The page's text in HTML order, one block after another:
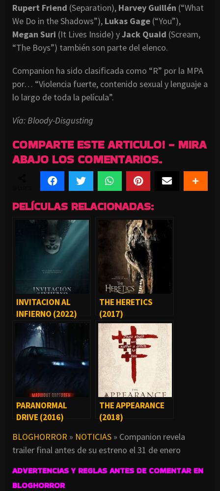
Rupert Friend (Separation), Harvey Guillén (“What
We Do in the Shadows”), Lukas Gage (“You”),
Megan Suri (It Lives Inside) yJack Quaid (Scream,
“The Boys”) también son parte del elenco.
Companion ha sido clasificada como “R” por la MPA
por… “Violencia fuerte, contenido sexual y lenguaje a
lo largo de toda la película”.
Vía: Bloody-Disgusting
COMPARTE ESTE ARTICULO! - MIRA
ABAJO LOS COMENTARIOS.
PELÍCULAS RELACIONADAS:
INVITACION AL
INFIERNO (2022)
THE HERETICS
(2017)
PARANORMAL
DRIVE (2016)
THE APPEARANCE
(2018)
BLOGHORROR » NOTICIAS » Companion revela
trailer final antes de su estreno el 31 de enero
ADVERTENCIAS Y REGLAS ANTES DE COMENTAR EN
BLOGHORROR